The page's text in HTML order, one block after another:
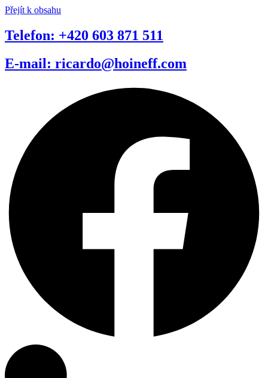
Přejít k obsahu
Telefon: +420 603 871 511
E-mail: ricardo@hoineff.com